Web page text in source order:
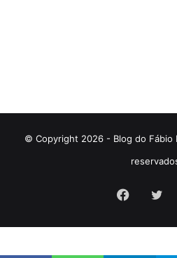
© Copyright 2026 - Blog do Fábio